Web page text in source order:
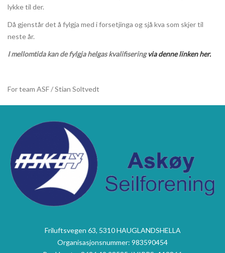
lykke til der.
Då gjenstår det å fylgja med i forsetjinga og sjå kva som skjer til
neste år.
I mellomtida kan de fylgja helgas kvalifiseringvia denne linken her.
For team ASF / Stian Soltvedt
Friluftsvegen 63, 5310 HAUGLANDSHELLA
Organisasjonsnummer: 983590454